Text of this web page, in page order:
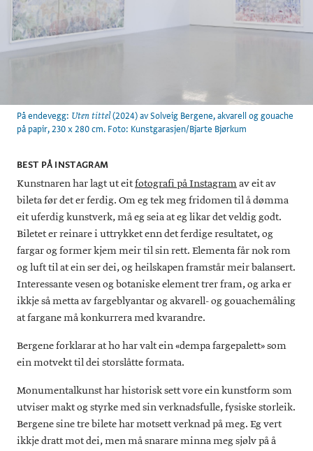
På endevegg: Uten tittel(2024) av Solveig Bergene, akvarell og gouache
på papir, 230 x 280 cm. Foto: Kunstgarasjen/Bjarte Bjørkum
BEST PÅ INSTAGRAM
Kunstnaren har lagt ut eitfotografi på Instagramav eit av
bileta før det er ferdig. Om eg tek meg fridomen til å dømma
eit uferdig kunstverk, må eg seia at eg likar det veldig godt.
Biletet er reinare i uttrykket enn det ferdige resultatet, og
fargar og former kjem meir til sin rett. Elementa får nok rom
og luft til at ein ser dei, og heilskapen framstår meir balansert.
Interessante vesen og botaniske element trer fram, og arka er
ikkje så metta av fargeblyantar og akvarell- og gouachemåling
at fargane må konkurrera med kvarandre.
Bergene forklarar at ho har valt ein «dempa fargepalett» som
ein motvekt til dei storslåtte formata.
Monumentalkunst har historisk sett vore ein kunstform som
utviser makt og styrke med sin verknadsfulle, fysiske storleik.
Bergene sine tre bilete har motsett verknad på meg. Eg vert
ikkje dratt mot dei, men må snarare minna meg sjølv på å